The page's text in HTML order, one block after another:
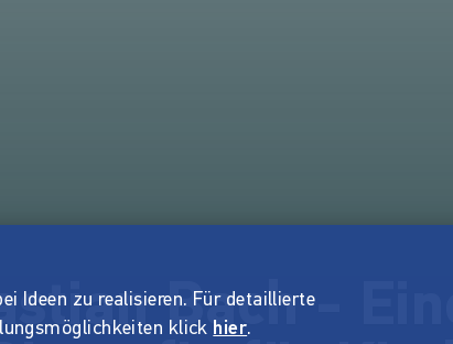
Bach -
Ideen zu realisieren. Für detaillierte
klick hier.